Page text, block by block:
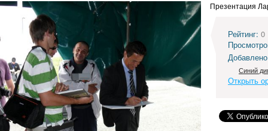
Презентация
Рейтинг: 0
Синий
Открыть